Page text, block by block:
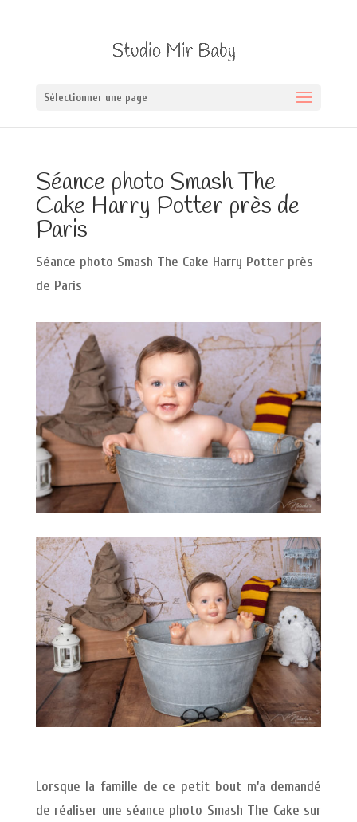
Sélectionner une page
Séance photo Smash The
Cake Harry Potter près de
Paris
Séance photo Smash The Cake Harry Potter près
de Paris
Lorsque la famille de ce petit bout m’a demandé
de réaliser une séance photo Smash The Cake sur